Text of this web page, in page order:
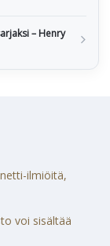
– Henry
ilmiöitä,
voi sisältää